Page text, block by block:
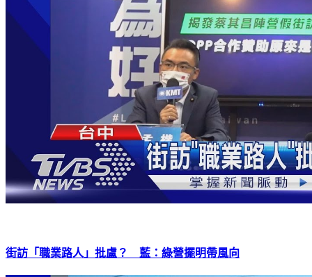
街訪「職業路人」批盧？ 藍：綠營擺明帶風向